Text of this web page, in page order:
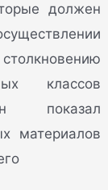
должен
классов
показал
материалов